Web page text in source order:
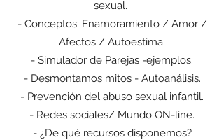
sexual.
- Conceptos: Enamoramiento / Amor /
Afectos / Autoestima.
- Simulador de Parejas -ejemplos.
- Desmontamos mitos - Autoanálisis.
- Prevención del abuso sexual infantil.
- Redes sociales/ Mundo ON-line.
- ¿De qué recursos disponemos?